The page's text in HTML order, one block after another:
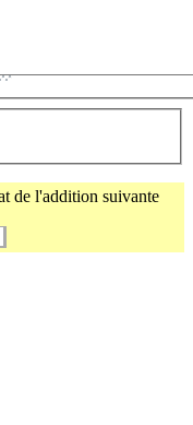
de l'addition suivante